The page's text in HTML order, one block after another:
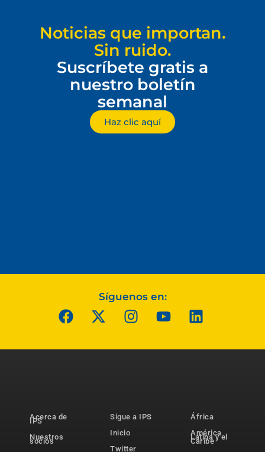
Noticias que importan.
Sin ruido.
Suscríbete gratis a
nuestro boletín
semanal
Haz clic aquí
Síguenos en:
Acerca de
IPS
Nuestros
socios
Sigue a IPS
Inicio
Twitter
África
América
Latina y el
Caribe